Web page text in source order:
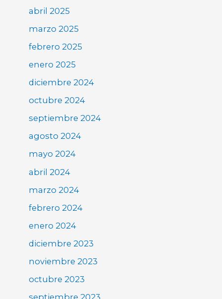
abril 2025
marzo 2025
febrero 2025
enero 2025
diciembre 2024
octubre 2024
septiembre 2024
agosto 2024
mayo 2024
abril 2024
marzo 2024
febrero 2024
enero 2024
diciembre 2023
noviembre 2023
octubre 2023